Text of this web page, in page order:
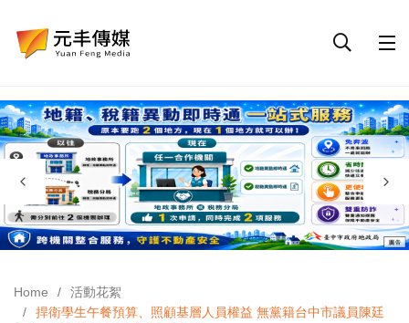
Home
活動花絮
捍衛學生午餐預算、照顧基層人員權益 無黨籍台中市議員陳廷